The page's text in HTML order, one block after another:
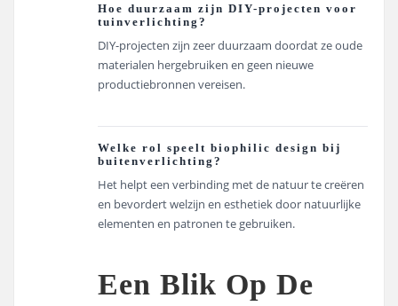
Hoe duurzaam zijn DIY-projecten voor
tuinverlichting?
DIY-projecten zijn zeer duurzaam doordat ze oude
materialen hergebruiken en geen nieuwe
productiebronnen vereisen.
Welke rol speelt biophilic design bij
buitenverlichting?
Het helpt een verbinding met de natuur te creëren
en bevordert welzijn en esthetiek door natuurlijke
elementen en patronen te gebruiken.
Een Blik Op De